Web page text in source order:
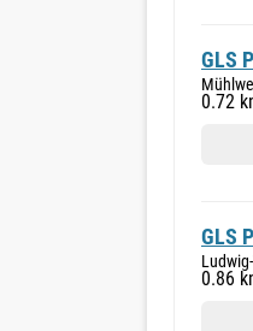
GLS
0.72
GLS
0.86